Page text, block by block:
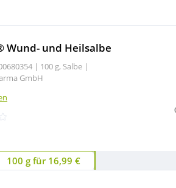
Wund- und Heilsalbe
| 100 g, Salbe |
GmbH
100 g für 16,99 €